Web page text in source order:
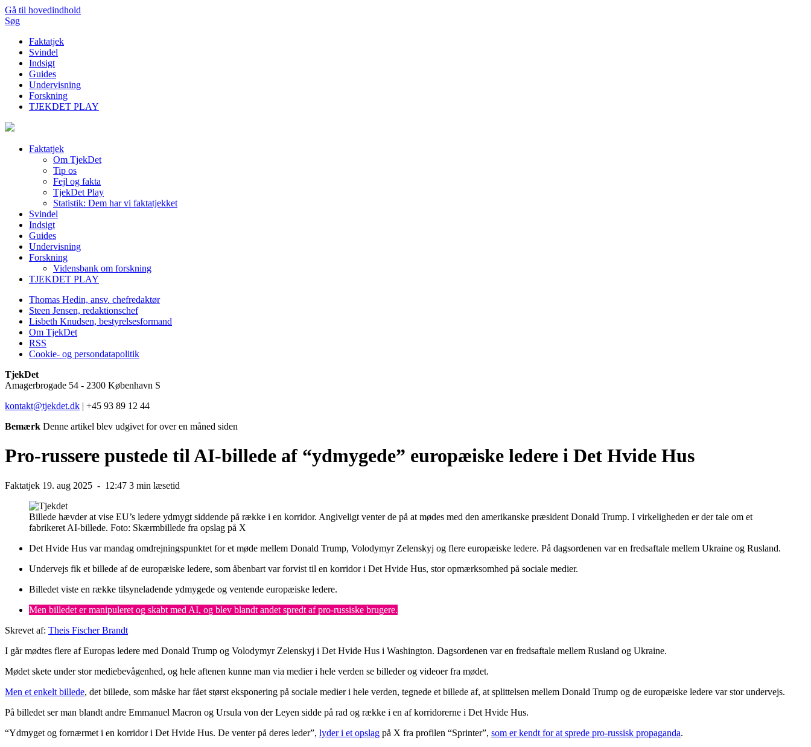
Gå til hovedindhold
Søg
Faktatjek
Svindel
Indsigt
Guides
Undervisning
Forskning
TJEKDET PLAY
Faktatjek
Om TjekDet
Tip os
Fejl og fakta
TjekDet Play
Statistik: Dem har vi faktatjekket
Svindel
Indsigt
Guides
Undervisning
Forskning
Vidensbank om forskning
TJEKDET PLAY
Thomas Hedin, ansv. chefredaktør
Steen Jensen, redaktionschef
Lisbeth Knudsen, bestyrelsesformand
Om TjekDet
RSS
Cookie- og persondatapolitik
TjekDet
Amagerbrogade 54 - 2300 København S
kontakt@tjekdet.dk | +45 93 89 12 44
Bemærk Denne artikel blev udgivet for over en måned siden
Pro-russere pustede til AI-billede af “ydmygede” europæiske ledere i Det Hvide Hus
Faktatjek 19. aug 2025 - 12:47 3 min læsetid
Billede hævder at vise EU’s ledere ydmygt siddende på række i en korridor. Angiveligt venter de på at mødes med den amerikanske præsident Donald Trump. I virkeligheden er der tale om et
fabrikeret AI-billede. Foto: Skærmbillede fra opslag på X
Det Hvide Hus var mandag omdrejningspunktet for et møde mellem Donald Trump, Volodymyr Zelenskyj og flere europæiske ledere. På dagsordenen var en fredsaftale mellem Ukraine og Rusland.
Undervejs fik et billede af de europæiske ledere, som åbenbart var forvist til en korridor i Det Hvide Hus, stor opmærksomhed på sociale medier.
Billedet viste en række tilsyneladende ydmygede og ventende europæiske ledere.
Men billedet er manipuleret og skabt med AI, og blev blandt andet spredt af pro-russiske brugere.
Skrevet af: Theis Fischer Brandt
I går mødtes flere af Europas ledere med Donald Trump og Volodymyr Zelenskyj i Det Hvide Hus i Washington. Dagsordenen var en fredsaftale mellem Rusland og Ukraine.
Mødet skete under stor mediebevågenhed, og hele aftenen kunne man via medier i hele verden se billeder og videoer fra mødet.
Men et enkelt billede, det billede, som måske har fået størst eksponering på sociale medier i hele verden, tegnede et billede af, at splittelsen mellem Donald Trump og de europæiske ledere var stor undervejs.
På billedet ser man blandt andre Emmanuel Macron og Ursula von der Leyen sidde på rad og række i en af korridorerne i Det Hvide Hus.
“Ydmyget og fornærmet i en korridor i Det Hvide Hus. De venter på deres leder”, lyder i et opslag på X fra profilen “Sprinter”, som er kendt for at sprede pro-russisk propaganda.